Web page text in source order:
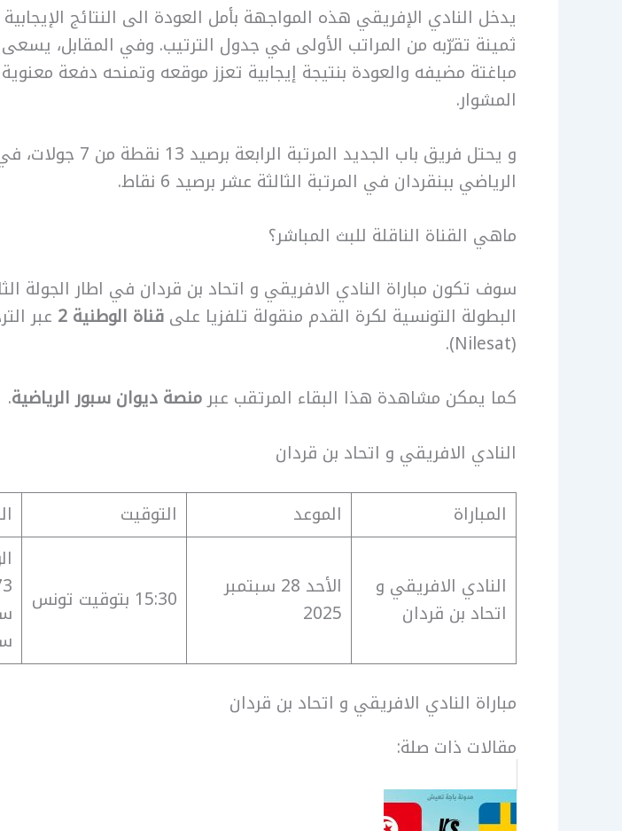
يدخل النادي الإفريقي هذه المواجهة بأمل العودة الى النتائج
ثمينة تقرّبه من المراتب الأولى في جدول الترتيب. وفي المقابل،
مباغتة مضيفه والعودة بنتيجة إيجابية تعزز موقعه وتمنحه دفعة
المشوار.
و يحتل فريق باب الجديد
الرياضي ببنقردان في المرتبة الثالثة عشر برصيد 6 نقاط.
ماهي القناة الناقلة للبث المباشر؟
سوف تكون مباراة النادي الافريقي و اتحاد بن قردان في اطار الجولة
البطولة التونسية لكرة القدم منقولة تلفزيا علىقناة الوطنية 2
(Nilesat).
كما يمكن مشاهدة هذا البقاء المرتقب عبرمنصة ديوان سبور الرياضية.
النادي الافريقي و اتحاد بن قردان
المباراة
الموعد التوقيت
النادي الافريقي و
اتحاد بن قردان
الأحد 28 سبتمبر
2025
15:30 بتوقيت تونس
مباراة النادي الافريقي و اتحاد بن قردان
مقالات ذات صلة: